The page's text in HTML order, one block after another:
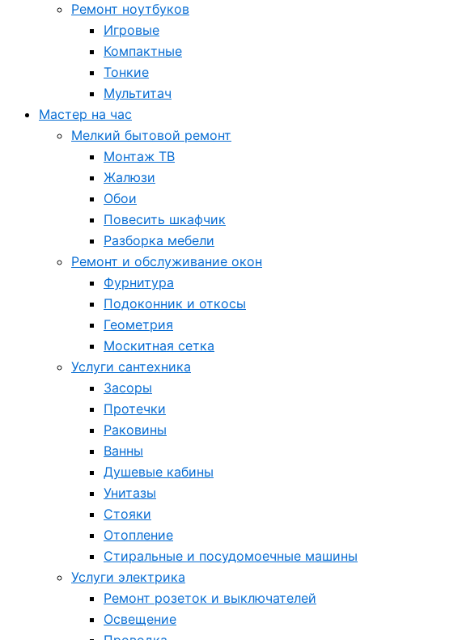
Ремонт ноутбуков
Игровые
Компактные
Тонкие
Мультитач
Мастер на час
Мелкий бытовой ремонт
Монтаж ТВ
Жалюзи
Обои
Повесить шкафчик
Разборка мебели
Ремонт и обслуживание окон
Фурнитура
Подоконник и откосы
Геометрия
Москитная сетка
Услуги сантехника
Засоры
Протечки
Раковины
Ванны
Душевые кабины
Унитазы
Стояки
Отопление
Стиральные и посудомоечные машины
Услуги электрика
Ремонт розеток и выключателей
Освещение